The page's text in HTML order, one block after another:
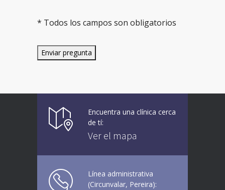
* Todos los campos son obligatorios
Encuentra una clínica cerca
de tí:
Ver el mapa
Línea administrativa
(Circunvalar, Pereira):